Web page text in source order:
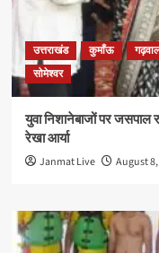
उत्तराखंड कुमाँऊ
सोमेश्वर
युवा निशानेबाजों पर जसपाल
रेखा आर्या
Janmat Live August